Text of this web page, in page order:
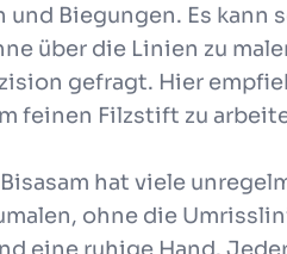
Biegungen. Es kann
über die Linien zu
gefragt. Hier
feinen Filzstift zu
hat viele
ohne die